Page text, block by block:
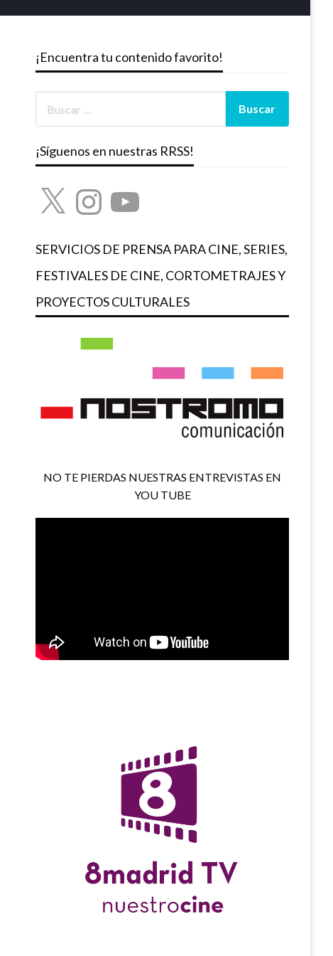
¡Encuentra tu contenido favorito!
¡Síguenos en nuestras RRSS!
X InstagramYouTube
SERVICIOS DE PRENSA PARA CINE, SERIES,
FESTIVALES DE CINE, CORTOMETRAJES Y
PROYECTOS CULTURALES
NO TE PIERDAS NUESTRAS ENTREVISTAS EN
YOU TUBE